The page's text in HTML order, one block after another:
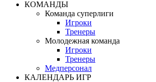
КОМАНДЫ
Команда суперлиги
Игроки
Тренеры
Молодежная команда
Игроки
Тренеры
Медперсонал
КАЛЕНДАРЬ ИГР